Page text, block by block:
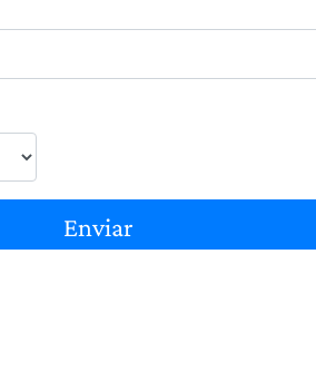
Enviar